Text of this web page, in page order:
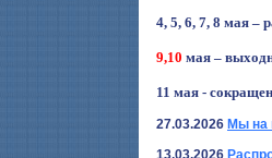
4, 5, 6, 7, 8 мая –
9,10 мая –
11 мая -
27.03.2026 Мы на
13.03.2026